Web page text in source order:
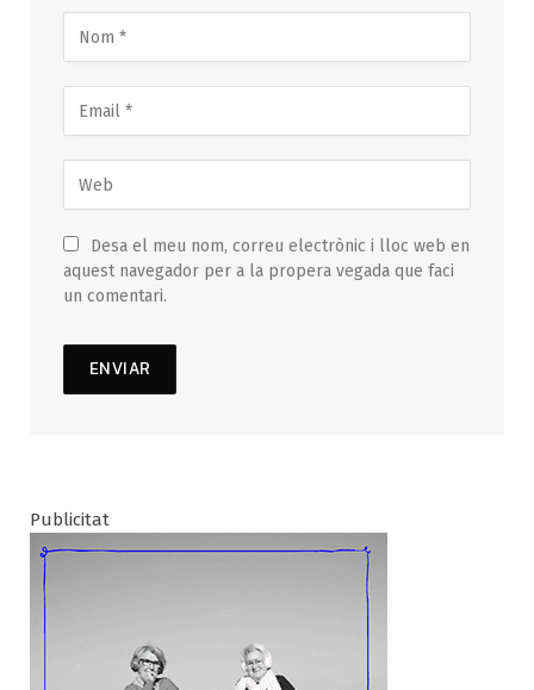
Desa el meu nom, correu electrònic i lloc web en
aquest navegador per a la propera vegada que faci
un comentari.
Publicitat